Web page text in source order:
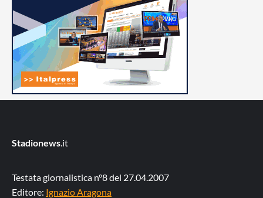
Stadionews.it
Testata giornalistica n°8 del 27.04.2007
Editore: Ignazio Aragona